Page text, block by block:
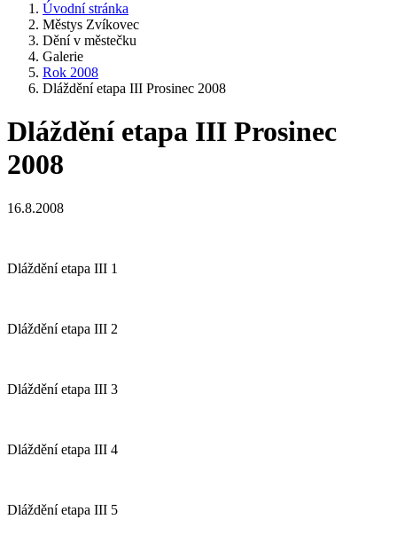
Úvodní stránka
Městys Zvíkovec
Dění v městečku
Galerie
Rok 2008
Dláždění etapa III Prosinec 2008
Dláždění etapa III Prosinec
2008
16.8.2008
Dláždění etapa III 1
Dláždění etapa III 2
Dláždění etapa III 3
Dláždění etapa III 4
Dláždění etapa III 5